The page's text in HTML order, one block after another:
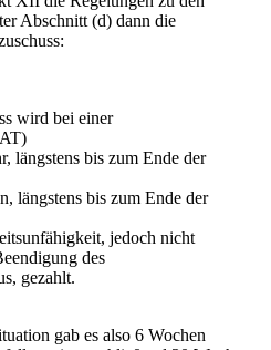
Abschnitt (d) dann die
wird bei einer
längstens bis zum Ende der
längstens bis zum Ende der
jedoch nicht
des
gezahlt.
gab es also 6 Wochen